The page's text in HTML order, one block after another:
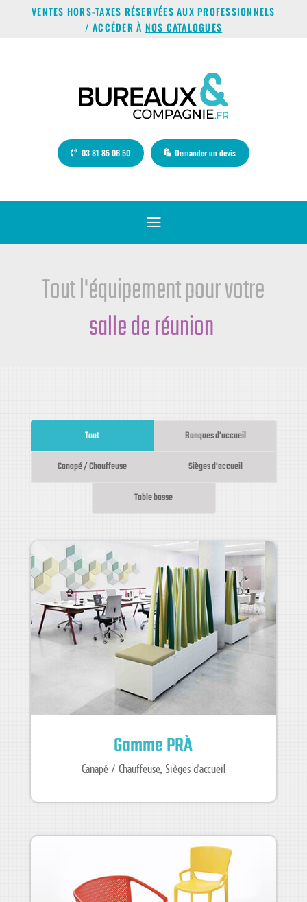
VENTES HORS-TAXES RÉSERVÉES AUX PROFESSIONNELS
/ ACCÉDER À NOS CATALOGUES
03 81 85 06 50 Demander un devis
a
Tout l'équipement pour votre
cowo
Tout Banques d'accueil
Canapé / Chauffeuse Sièges d'accueil
Table basse
Gamme PRÀ
Canapé / Chauffeuse, Sièges d'accueil